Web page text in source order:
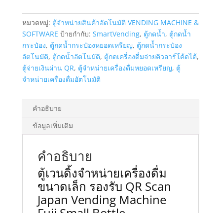
ดื่ม
ขนาด
เล็ก
รองรับ
QR
Scan
Japan
Fuji
Small
Bottle
หมวดหมู่: ตู้จำหน่ายสินค้าอัตโนมัติ VENDING MACHINE &
SOFTWARE ป้ายกำกับ: SmartVending, ตู้กดน้ำ, ตู้กดน้ำ
กระป๋อง, ตู้กดน้ำกระป๋องหยอดเหรียญ, ตู้กดน้ำกระป๋อง
อัตโนมัติ, ตู้กดน้ำอัตโนมัติ, ตู้กดเครื่องดื่มจ่ายคิวอาร์โค้ดได้,
ตู้จ่ายเงินผ่าน QR, ตู้จำหน่ายเครื่องดื่มหยอดเหรียญ, ตู้
จำหน่ายเครื่องดื่มอัตโนมัติ
คำอธิบาย
ข้อมูลเพิ่มเติม
คำอธิบาย
ตู้เวนดิ้งจำหน่ายเครื่องดื่ม
ขนาดเล็ก รองรับ QR Scan
Japan Vending Machine